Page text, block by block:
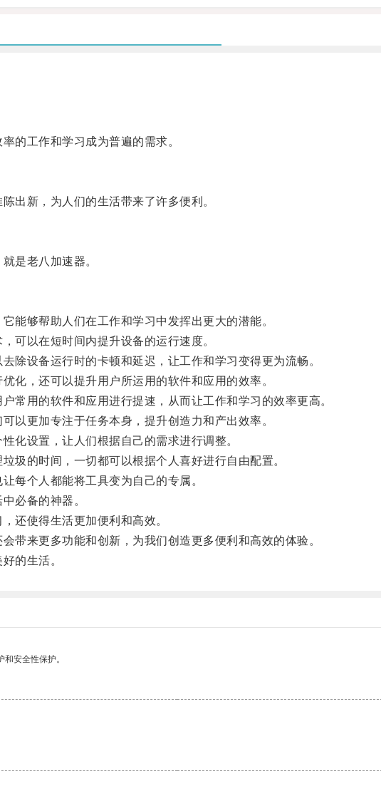
工作和学习成为普遍的需求。
新，为人们的生活带来了许多便利。
是老八加速器。
够帮助人们在工作和学习中发挥出更大的潜能。
以在短时间内提升设备的运行速度。
设备运行时的卡顿和延迟，让工作和学习变得更为流畅。
，还可以提升用户所运用的软件和应用的效率。
用的软件和应用进行提速，从而让工作和学习的效率更高。
更加专注于任务本身，提升创造力和产出效率。
设置，让人们根据自己的需求进行调整。
的时间，一切都可以根据个人喜好进行自由配置。
个人都能将工具变为自己的专属。
必备的神器。
使得生活更加便利和高效。
来更多功能和创新，为我们创造更多便利和高效的体验。
的生活。
安全性保护。